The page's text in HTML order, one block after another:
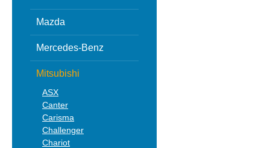
Mazda
Mercedes-Benz
Mitsubishi
ASX
Canter
Carisma
Challenger
Chariot